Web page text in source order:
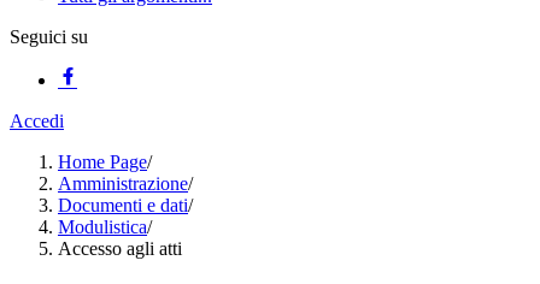
Seguici su
Accedi
Home Page/
Amministrazione/
Documenti e dati/
Modulistica/
Accesso agli atti